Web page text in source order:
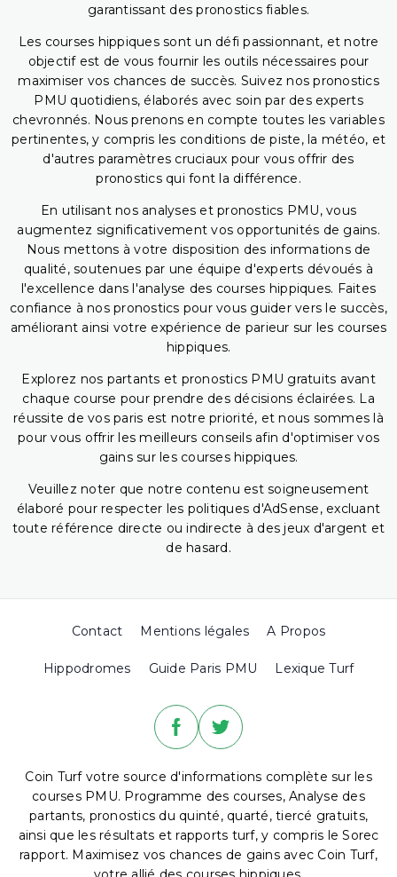
garantissant des pronostics fiables.
Les courses hippiques sont un défi passionnant, et notre
objectif est de vous fournir les outils nécessaires pour
maximiser vos chances de succès. Suivez nos pronostics
PMU quotidiens, élaborés avec soin par des experts
chevronnés. Nous prenons en compte toutes les variables
pertinentes, y compris les conditions de piste, la météo, et
d'autres paramètres cruciaux pour vous offrir des
pronostics qui font la différence.
En utilisant nos analyses et pronostics PMU, vous
augmentez significativement vos opportunités de gains.
Nous mettons à votre disposition des informations de
qualité, soutenues par une équipe d'experts dévoués à
l'excellence dans l'analyse des courses hippiques. Faites
confiance à nos pronostics pour vous guider vers le succès,
améliorant ainsi votre expérience de parieur sur les courses
hippiques.
Explorez nos partants et pronostics PMU gratuits avant
chaque course pour prendre des décisions éclairées. La
réussite de vos paris est notre priorité, et nous sommes là
pour vous offrir les meilleurs conseils afin d'optimiser vos
gains sur les courses hippiques.
Veuillez noter que notre contenu est soigneusement
élaboré pour respecter les politiques d'AdSense, excluant
toute référence directe ou indirecte à des jeux d'argent et
de hasard.
Contact Mentions légales A Propos
Hippodromes Guide Paris PMU Lexique Turf
Coin Turf votre source d'informations complète sur les
courses PMU. Programme des courses, Analyse des
partants, pronostics du quinté, quarté, tiercé gratuits,
ainsi que les résultats et rapports turf, y compris le Sorec
rapport. Maximisez vos chances de gains avec Coin Turf,